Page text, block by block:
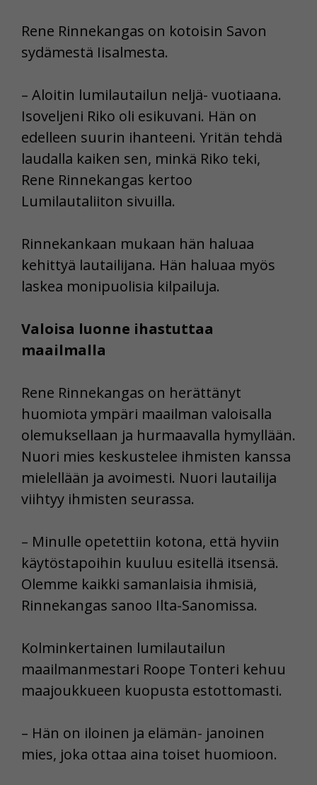
Rene Rinnekangas on kotoisin Savon
sydämestä Iisalmesta.
– Aloitin lumilautailun neljä- vuotiaana.
Isoveljeni Riko oli esikuvani. Hän on
edelleen suurin ihanteeni. Yritän tehdä
laudalla kaiken sen, minkä Riko teki,
Rene Rinnekangas kertoo
Lumilautaliiton sivuilla.
Rinnekankaan mukaan hän haluaa
kehittyä lautailijana. Hän haluaa myös
laskea monipuolisia kilpailuja.
Valoisa luonne ihastuttaa
maailmalla
Rene Rinnekangas on herättänyt
huomiota ympäri maailman valoisalla
olemuksellaan ja hurmaavalla hymyllään.
Nuori mies keskustelee ihmisten kanssa
mielellään ja avoimesti. Nuori lautailija
viihtyy ihmisten seurassa.
– Minulle opetettiin kotona, että hyviin
käytöstapoihin kuuluu esitellä itsensä.
Olemme kaikki samanlaisia ihmisiä,
Rinnekangas sanoo Ilta-Sanomissa.
Kolminkertainen lumilautailun
maailmanmestari Roope Tonteri kehuu
maajoukkueen kuopusta estottomasti.
– Hän on iloinen ja elämän- janoinen
mies, joka ottaa aina toiset huomioon.